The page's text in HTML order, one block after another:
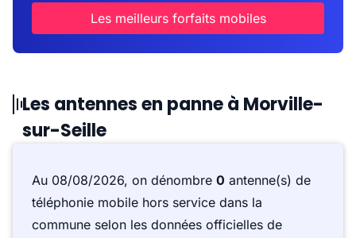
Les meilleurs forfaits mobiles
Les antennes en panne à Morville-
sur-Seille
Au 08/08/2026, on dénombre 0 antenne(s) de
téléphonie mobile hors service dans la
commune selon les données officielles de